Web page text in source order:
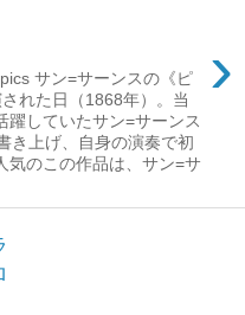
›
サン=サーンスの《ピ
れた日（1868年）。当
躍していたサン=サーンス
き上げ、自身の演奏で初
気のこの作品は、サン=サ